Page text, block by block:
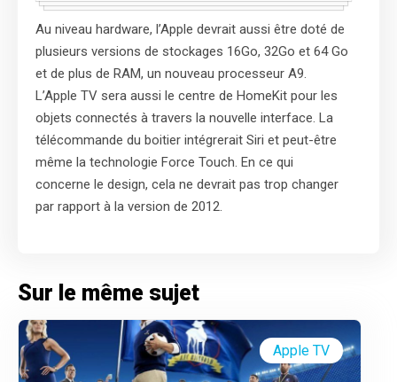
Au niveau hardware, l’Apple devrait aussi être doté de
plusieurs versions de stockages 16Go, 32Go et 64 Go
et de plus de RAM, un nouveau processeur A9.
L’Apple TV sera aussi le centre de HomeKit pour les
objets connectés à travers la nouvelle interface. La
télécommande du boitier intégrerait Siri et peut-être
même la technologie Force Touch. En ce qui
concerne le design, cela ne devrait pas trop changer
par rapport à la version de 2012.
Sur le même sujet
Apple TV